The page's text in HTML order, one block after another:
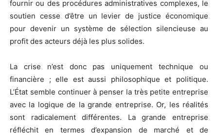
fournir ou des procédures administratives complexes, le
soutien cesse d’être un levier de justice économique
pour devenir un système de sélection silencieuse au
profit des acteurs déjà les plus solides.
La crise n’est donc pas uniquement technique ou
financière ; elle est aussi philosophique et politique.
L’État semble continuer à penser la très petite entreprise
avec la logique de la grande entreprise. Or, les réalités
sont radicalement différentes. La grande entreprise
réfléchit en termes d’expansion de marché et de